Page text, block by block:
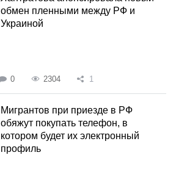
обмен пленными между РФ и
Украиной
0 2304 1
Мигрантов при приезде в РФ
обяжут покупать телефон, в
котором будет их электронный
профиль